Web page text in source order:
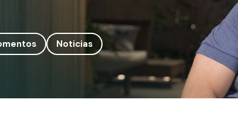
Noticias